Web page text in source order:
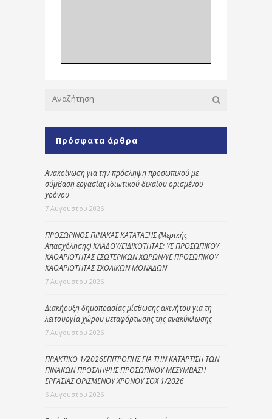
Πρόσφατα άρθρα
Ανακοίνωση για την πρόσληψη προσωπικού με
σύμβαση εργασίας ιδιωτικού δικαίου ορισμένου
χρόνου
7 Αυγούστου 2026
ΠΡΟΣΩΡΙΝΟΣ ΠΙΝΑΚΑΣ ΚΑΤΑΤΑΞΗΣ (Μερικής
Απασχόλησης) ΚΛΑΔΟΥ/ΕΙΔΙΚΟΤΗΤΑΣ: ΥΕ ΠΡΟΣΩΠΙΚΟΥ
ΚΑΘΑΡΙΟΤΗΤΑΣ ΕΣΩΤΕΡΙΚΩΝ ΧΩΡΩΝ/ΥΕ ΠΡΟΣΩΠΙΚΟΥ
ΚΑΘΑΡΙΟΤΗΤΑΣ ΣΧΟΛΙΚΩΝ ΜΟΝΑΔΩΝ
7 Αυγούστου 2026
Διακήρυξη δημοπρασίας μίσθωσης ακινήτου για τη
λειτουργία χώρου μεταφόρτωσης της ανακύκλωσης
7 Αυγούστου 2026
ΠΡΑΚΤΙΚΟ 1/2026ΕΠΙΤΡΟΠΗΣ ΓΙΑ ΤΗΝ ΚΑΤΑΡΤΙΣΗ ΤΩΝ
ΠΙΝΑΚΩΝ ΠΡΟΣΛΗΨΗΣ ΠΡΟΣΩΠΙΚΟΥ ΜΕΣΥΜΒΑΣΗ
ΕΡΓΑΣΙΑΣ ΟΡΙΣΜΕΝΟΥ ΧΡΟΝΟΥ ΣΟΧ 1/2026
6 Αυγούστου 2026